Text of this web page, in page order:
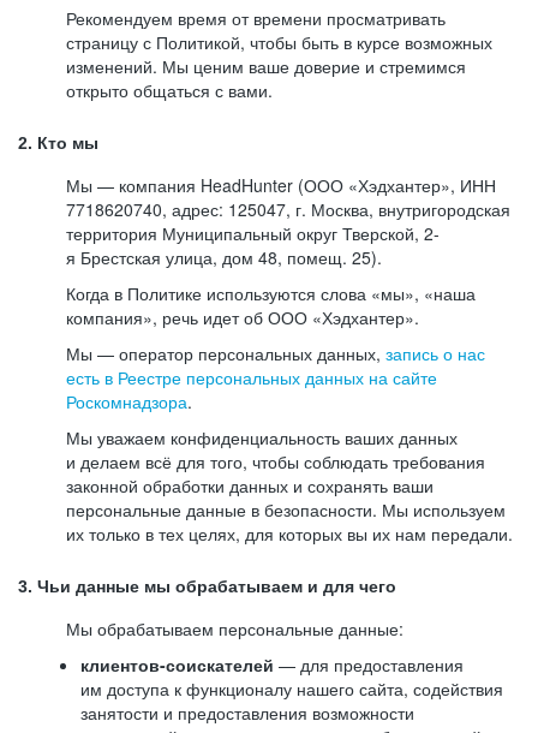
Рекомендуем время от времени просматривать
страницу с Политикой, чтобы быть в курсе возможных
изменений. Мы ценим ваше доверие и стремимся
открыто общаться с вами.
2. Кто мы
Мы — компания HeadHunter (ООО «Хэдхантер», ИНН
7718620740, адрес: 125047, г. Москва, внутригородская
территория Муниципальный округ Тверской, 2-
я Брестская улица, дом 48, помещ. 25).
Когда в Политике используются слова «мы», «наша
компания», речь идет об ООО «Хэдхантер».
Мы — оператор персональных данных, запись о нас
есть в Реестре персональных данных на сайте
Роскомнадзора.
Мы уважаем конфиденциальность ваших данных
и делаем всё для того, чтобы соблюдать требования
законной обработки данных и сохранять ваши
персональные данные в безопасности. Мы используем
их только в тех целях, для которых вы их нам передали.
3. Чьи данные мы обрабатываем и для чего
Мы обрабатываем персональные данные:
клиентов-соискателей — для предоставления
им доступа к функционалу нашего сайта, содействия
занятости и предоставления возможности